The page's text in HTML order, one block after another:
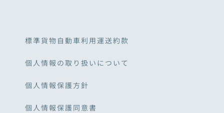
標準貨物自動車利用運送約款
個人情報の取り扱いについて
個人情報保護方針
個人情報保護同意書